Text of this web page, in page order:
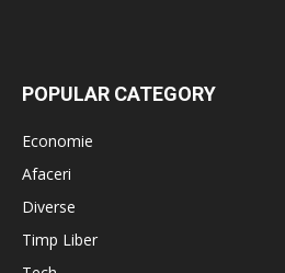
POPULAR CATEGORY
Economie
Afaceri
Diverse
Timp Liber